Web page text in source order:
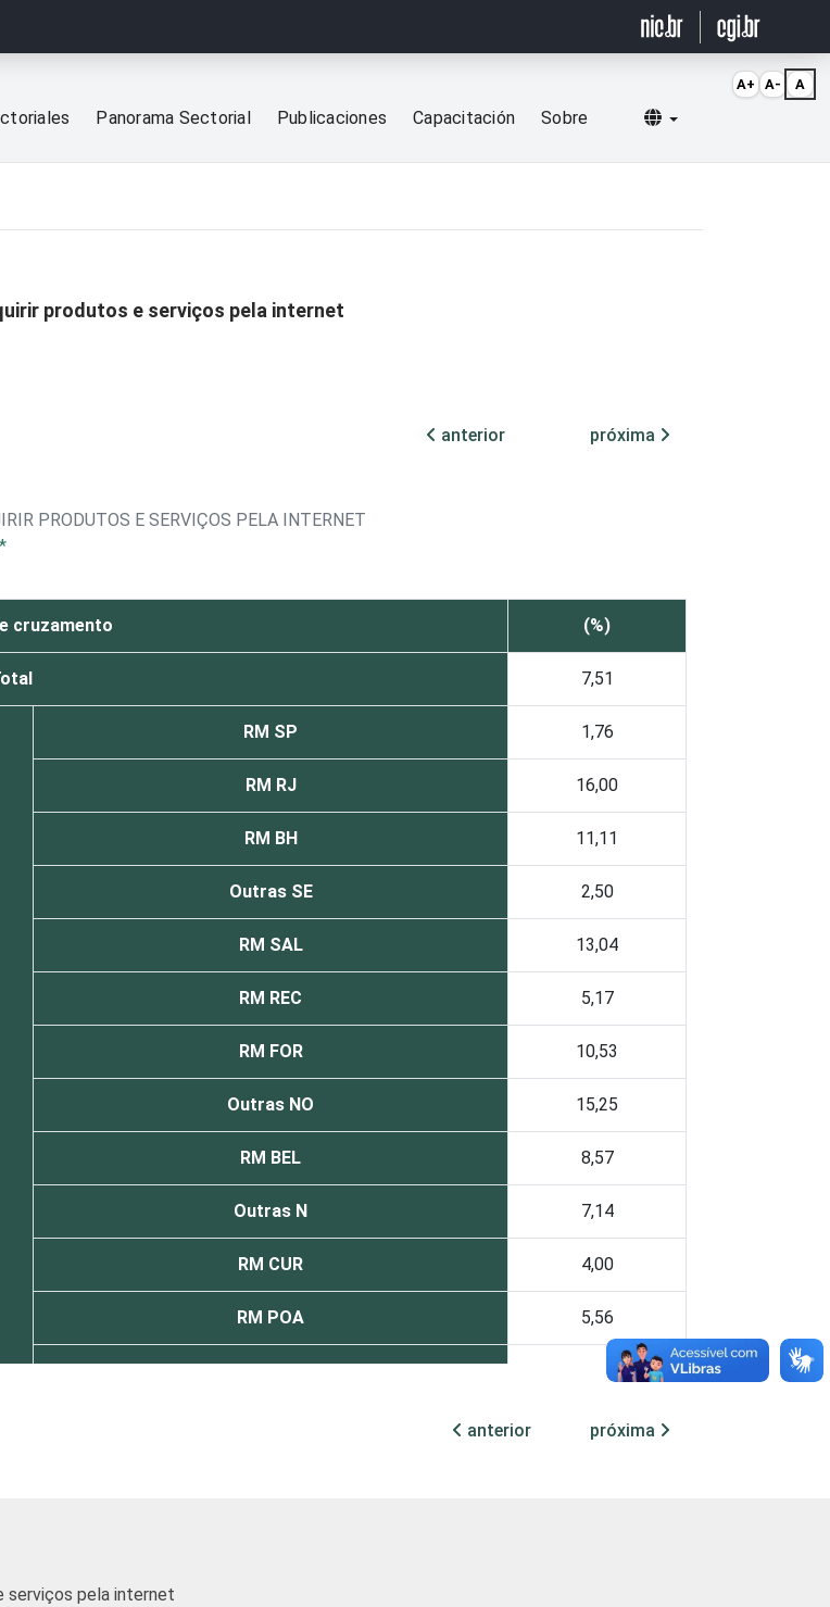
Panorama Sectorial Publicaciones Capacitación Sobre Selecionar idioma
produtos e serviços pela internet
anterior
próxima
PRODUTOS E SERVIÇOS PELA INTERNET
*
cruzamento (%)
7,51
RM SP 1,76
RM RJ 16,00
RM BH 11,11
Outras SE 2,50
RM SAL 13,04
RM REC 5,17
RM FOR 10,53
Outras NO 15,25
RM BEL 8,57
Outras N 7,14
RM CUR 4,00
RM POA 5,56
22,93
6,81
anterior próxima
serviços pela internet
A+ A- A